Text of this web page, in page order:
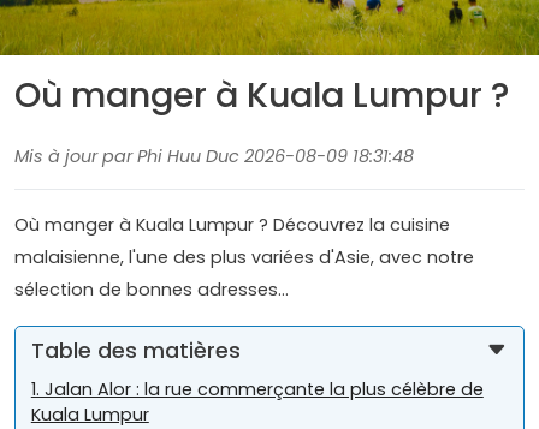
Où manger à Kuala Lumpur ?
Mis à jour par Phi Huu Duc 2026-08-09 18:31:48
Où manger à Kuala Lumpur ? Découvrez la cuisine
malaisienne, l'une des plus variées d'Asie, avec notre
sélection de bonnes adresses...
Table des matières
1. Jalan Alor : la rue commerçante la plus célèbre de
Kuala Lumpur